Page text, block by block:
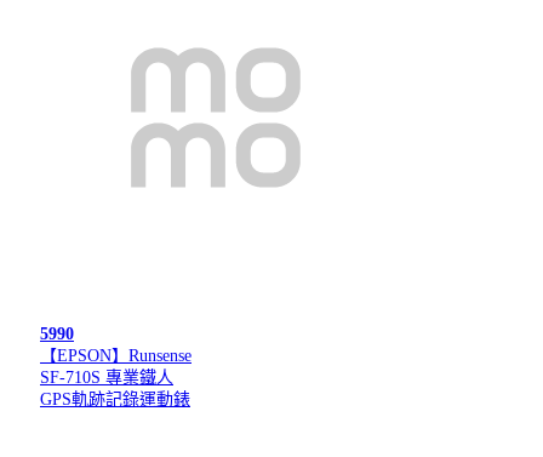
5990
【EPSON】Runsense
SF-710S 專業鐵人
GPS軌跡記錄運動錶